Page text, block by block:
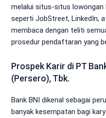
melalui situs-situs lowongan
seperti JobStreet, LinkedIn,
membaca dengan teliti
prosedur pendaftaran yang
Prospek Karir di PT
(Persero), Tbk.
Bank BNI dikenal sebagai
banyak kesempatan bagi